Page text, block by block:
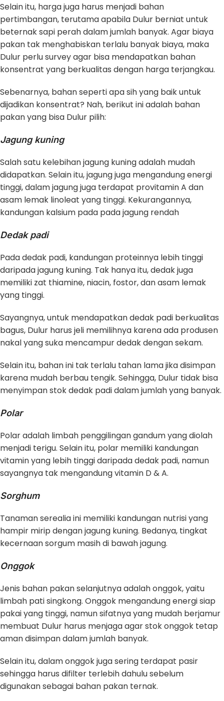
Selain itu, harga juga harus menjadi bahan
pertimbangan, terutama apabila Dulur berniat untuk
beternak sapi perah dalam jumlah banyak. Agar biaya
pakan tak menghabiskan terlalu banyak biaya, maka
Dulur perlu survey agar bisa mendapatkan bahan
konsentrat yang berkualitas dengan harga terjangkau.
Sebenarnya, bahan seperti apa sih yang baik untuk
dijadikan konsentrat? Nah, berikut ini adalah bahan
pakan yang bisa Dulur pilih:
Jagung kuning
Salah satu kelebihan jagung kuning adalah mudah
didapatkan. Selain itu, jagung juga mengandung energi
tinggi, dalam jagung juga terdapat provitamin A dan
asam lemak linoleat yang tinggi. Kekurangannya,
kandungan kalsium pada pada jagung rendah
Dedak padi
Pada dedak padi, kandungan proteinnya lebih tinggi
daripada jagung kuning. Tak hanya itu, dedak juga
memiliki zat thiamine, niacin, fostor, dan asam lemak
yang tinggi.
Sayangnya, untuk mendapatkan dedak padi berkualitas
bagus, Dulur harus jeli memilihnya karena ada produsen
nakal yang suka mencampur dedak dengan sekam.
Selain itu, bahan ini tak terlalu tahan lama jika disimpan
karena mudah berbau tengik. Sehingga, Dulur tidak bisa
menyimpan stok dedak padi dalam jumlah yang banyak.
Polar
Polar adalah limbah penggilingan gandum yang diolah
menjadi terigu. Selain itu, polar memiliki kandungan
vitamin yang lebih tinggi daripada dedak padi, namun
sayangnya tak mengandung vitamin D & A.
Sorghum
Tanaman serealia ini memiliki kandungan nutrisi yang
hampir mirip dengan jagung kuning. Bedanya, tingkat
kecernaan sorgum masih di bawah jagung.
Onggok
Jenis bahan pakan selanjutnya adalah onggok, yaitu
limbah pati singkong. Onggok mengandung energi siap
pakai yang tinggi, namun sifatnya yang mudah berjamur
membuat Dulur harus menjaga agar stok onggok tetap
aman disimpan dalam jumlah banyak.
Selain itu, dalam onggok juga sering terdapat pasir
sehingga harus difilter terlebih dahulu sebelum
digunakan sebagai bahan pakan ternak.